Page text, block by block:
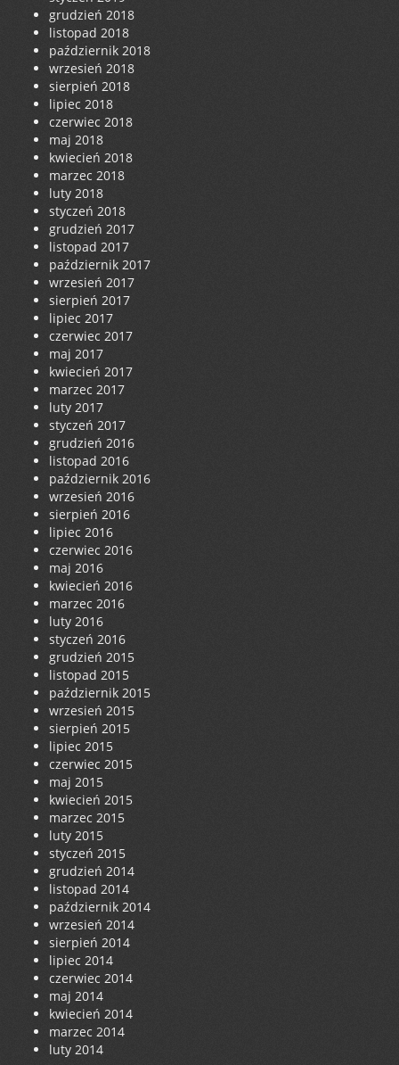
grudzień 2018
listopad 2018
październik 2018
wrzesień 2018
sierpień 2018
lipiec 2018
czerwiec 2018
maj 2018
kwiecień 2018
marzec 2018
luty 2018
styczeń 2018
grudzień 2017
listopad 2017
październik 2017
wrzesień 2017
sierpień 2017
lipiec 2017
czerwiec 2017
maj 2017
kwiecień 2017
marzec 2017
luty 2017
styczeń 2017
grudzień 2016
listopad 2016
październik 2016
wrzesień 2016
sierpień 2016
lipiec 2016
czerwiec 2016
maj 2016
kwiecień 2016
marzec 2016
luty 2016
styczeń 2016
grudzień 2015
listopad 2015
październik 2015
wrzesień 2015
sierpień 2015
lipiec 2015
czerwiec 2015
maj 2015
kwiecień 2015
marzec 2015
luty 2015
styczeń 2015
grudzień 2014
listopad 2014
październik 2014
wrzesień 2014
sierpień 2014
lipiec 2014
czerwiec 2014
maj 2014
kwiecień 2014
marzec 2014
luty 2014